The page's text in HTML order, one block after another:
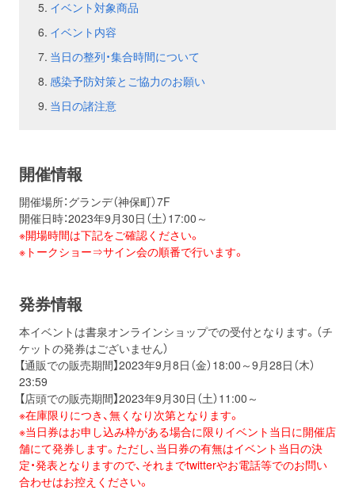
イベント対象商品
イベント内容
当日の整列・集合時間について
感染予防対策とご協力のお願い
当日の諸注意
開催情報
開催場所：グランデ（神保町）7F
開催日時：2023年9月30日（土）17:00～
※開場時間は下記をご確認ください。
※トークショー⇒サイン会の順番で行います。
発券情報
本イベントは書泉オンラインショップでの受付となります。（チ
ケットの発券はございません）
【通販での販売期間】2023年9月8日（金）18:00～9月28日（木）
23:59
【店頭での販売期間】2023年9月30日（土）11:00～
※在庫限りにつき、無くなり次第となります。
※当日券はお申し込み枠がある場合に限りイベント当日に開催店
舗にて発券します。ただし、当日券の有無はイベント当日の決
定・発表となりますので、それまでtwitterやお電話等でのお問い
合わせはお控えください。